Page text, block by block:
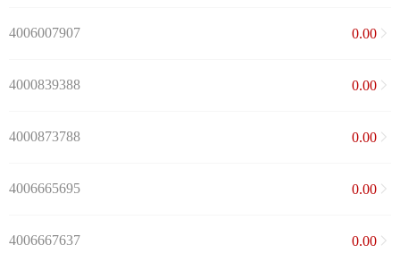
4006007907 0.00
4000839388 0.00
4000873788 0.00
4006665695 0.00
4006667637 0.00